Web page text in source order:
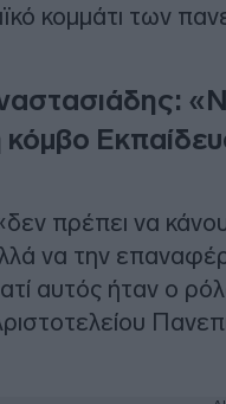
κομμάτι των
κόμβο
πρέπει να
να την
αυτός ήταν ο